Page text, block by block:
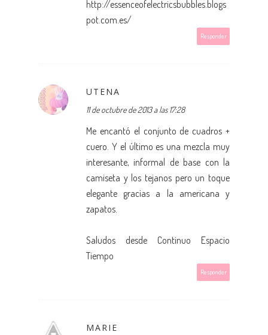
http://essenceofelectricsbubbles.blogs
pot.com.es/
Responder
UTENA
11 de octubre de 2013 a las 17:28
Me encantó el conjunto de cuadros +
cuero. Y el último es una mezcla muy
interesante, informal de base con la
camiseta y los tejanos pero un toque
elegante gracias a la americana y
zapatos.
Saludos desde Continuo Espacio
Tiempo
Responder
MARIE